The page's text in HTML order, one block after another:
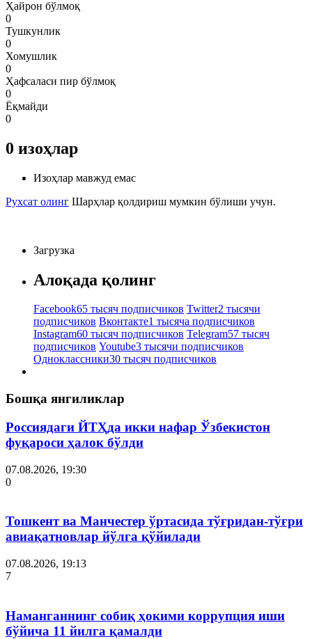
Ҳайрон бўлмоқ
0
Тушкунлик
0
Хомушлик
0
Ҳафсаласи пир бўлмоқ
0
Ёқмайди
0
0 изоҳлар
Изоҳлар мавжуд емас
Рухсат олинг Шарҳлар қолдириш мумкин бўлиши учун.
Загрузка
Алоқада қолинг
Facebook65 тысяч подписчиков Twitter2 тысячи
подписчиков Вконтакте1 тысяча подписчиков
Instagram60 тысяч подписчиков Telegram57 тысяч
подписчиков Youtube3 тысячи подписчиков
Одноклассники30 тысяч подписчиков
Бошқа янгиликлар
Россиядаги ЙТҲда икки нафар Ўзбекистон
фуқароси ҳалок бўлди
07.08.2026, 19:30
0
Тошкент ва Манчестер ўртасида тўғридан-тўғри
авиақатновлар йўлга қўйилади
07.08.2026, 19:13
7
Наманганнинг собиқ ҳокими коррупция иши
бўйича 11 йилга қамалди